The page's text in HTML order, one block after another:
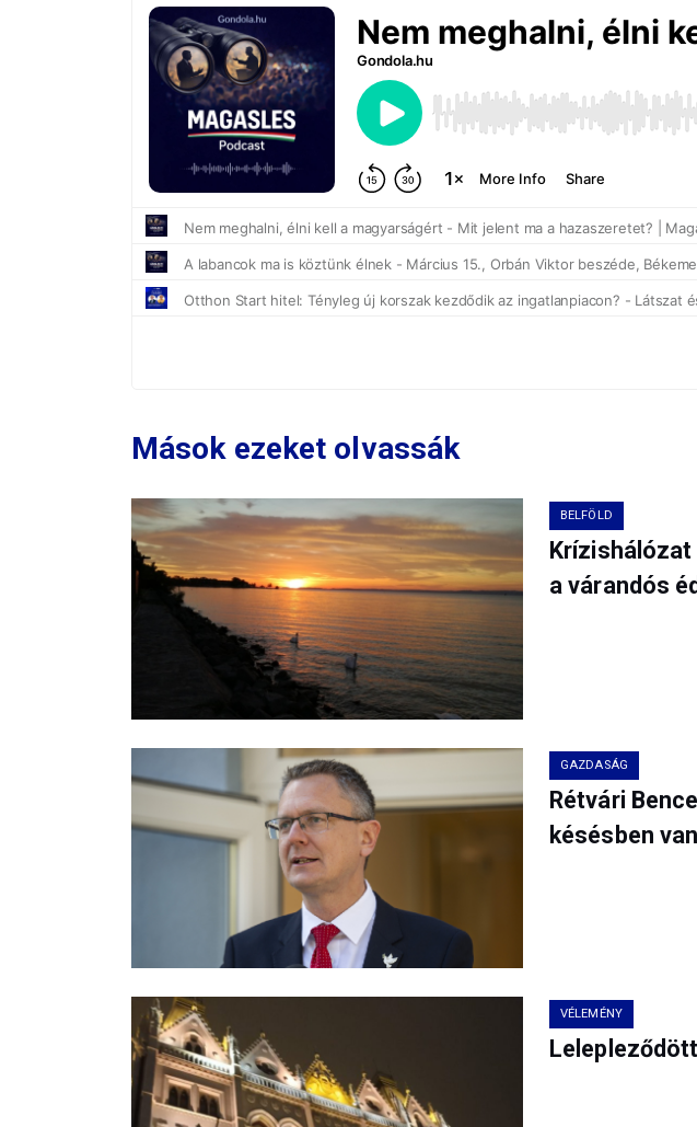
Mások ezeket olvassák
BELFÖLD
a várandós
GAZDASÁG
Rétvári
késésben
VÉLEMÉNY